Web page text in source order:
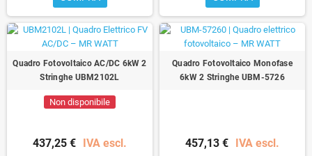
Quadro Fotovoltaico AC/DC 6kW 2
Stringhe UBM2102L
Non disponibile
437,25 € IVA escl.
Quadro Fotovoltaico Monofase
6kW 2 Stringhe UBM-5726
457,13 € IVA escl.